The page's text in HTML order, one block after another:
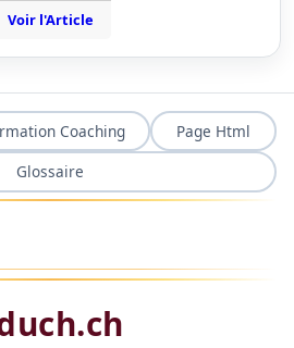
Voir l'Article
Coaching
Page Html
Glossaire